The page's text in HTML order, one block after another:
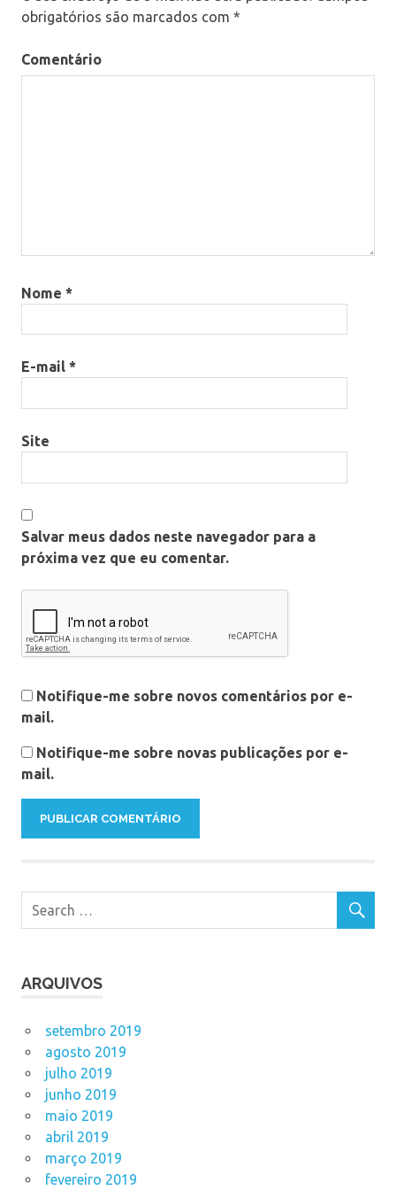
escritoriodecontabilidade
finanças
obrigatórios são marcados com *
Comentário
Nome *
E-mail *
Site
Salvar meus dados neste navegador para a
próxima vez que eu comentar.
Notifique-me sobre novos comentários por e-
mail.
Notifique-me sobre novas publicações por e-
mail.
ARQUIVOS
setembro 2019
agosto 2019
julho 2019
junho 2019
maio 2019
abril 2019
março 2019
fevereiro 2019